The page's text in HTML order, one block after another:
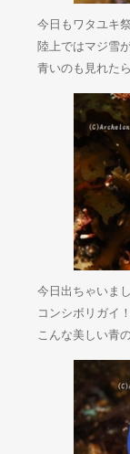
今日もワタユキ祭
陸上ではマジ雪
青いのも見れた
今日出ちゃいま
コンシボリガイ！
こんな美しい青